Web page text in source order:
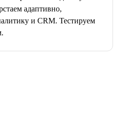
адаптивно,
и CRM. Тестируем